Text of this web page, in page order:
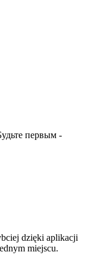
первым -
dzięki aplikacji
miejscu.